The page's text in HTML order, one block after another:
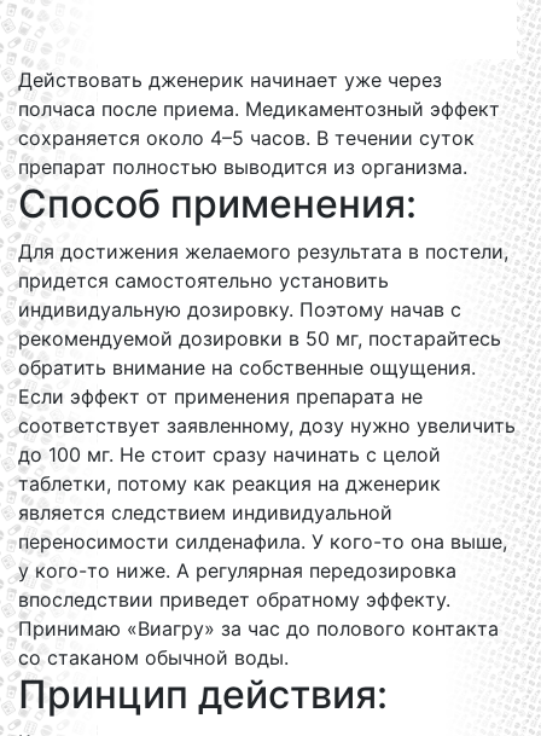
Действовать дженерик начинает уже через
полчаса после приема. Медикаментозный эффект
сохраняется около 4–5 часов. В течении суток
препарат полностью выводится из организма.
Способ применения:
Для достижения желаемого результата в постели,
придется самостоятельно установить
индивидуальную дозировку. Поэтому начав с
рекомендуемой дозировки в 50 мг, постарайтесь
обратить внимание на собственные ощущения.
Если эффект от применения препарата не
соответствует заявленному, дозу нужно увеличить
до 100 мг. Не стоит сразу начинать с целой
таблетки, потому как реакция на дженерик
является следствием индивидуальной
переносимости силденафила. У кого-то она выше,
у кого-то ниже. А регулярная передозировка
впоследствии приведет обратному эффекту.
Принимаю «Виагру» за час до полового контакта
со стаканом обычной воды.
Принцип действия: